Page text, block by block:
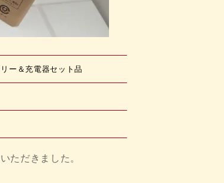
ー＆充電器セット品
ただきました。